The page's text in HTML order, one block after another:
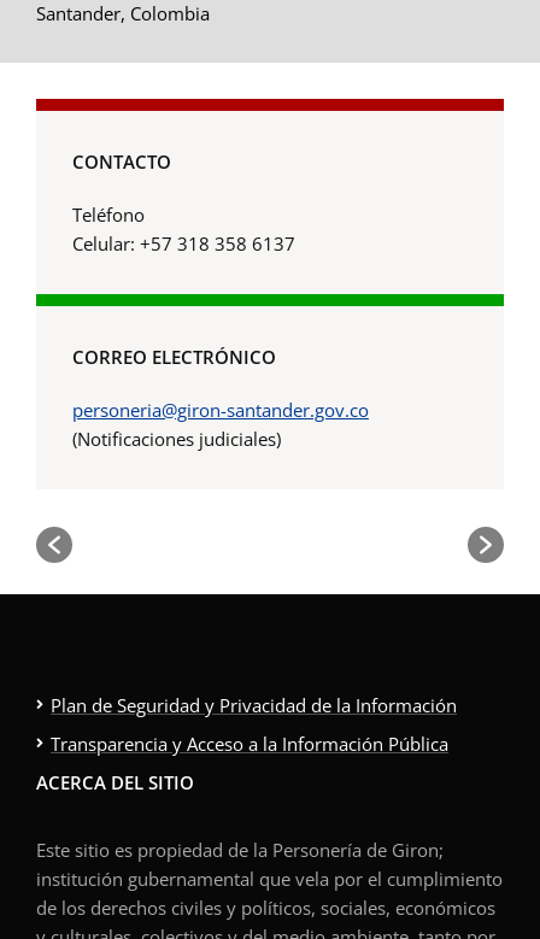
Santander, Colombia
CONTACTO
Teléfono
Celular: +57 318 358 6137
CORREO ELECTRÓNICO
personeria@giron-santander.gov.co
(Notificaciones judiciales)
Plan de Seguridad y Privacidad de la Información
Transparencia y Acceso a la Información Pública
ACERCA DEL SITIO
Este sitio es propiedad de la Personería de Giron;
institución gubernamental que vela por el cumplimiento
de los derechos civiles y políticos, sociales, económicos